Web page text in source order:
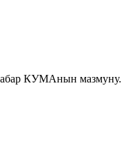
КУМАнын мазмуну.